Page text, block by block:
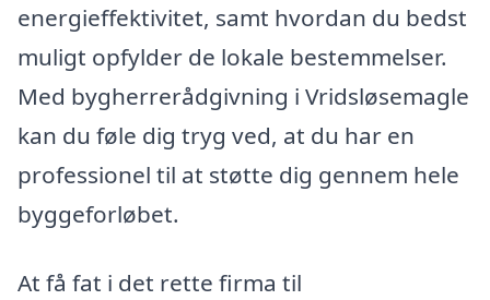
energieffektivitet, samt hvordan du bedst
muligt opfylder de lokale bestemmelser.
Med bygherrerådgivning i Vridsløsemagle
kan du føle dig tryg ved, at du har en
professionel til at støtte dig gennem hele
byggeforløbet.
At få fat i det rette firma til